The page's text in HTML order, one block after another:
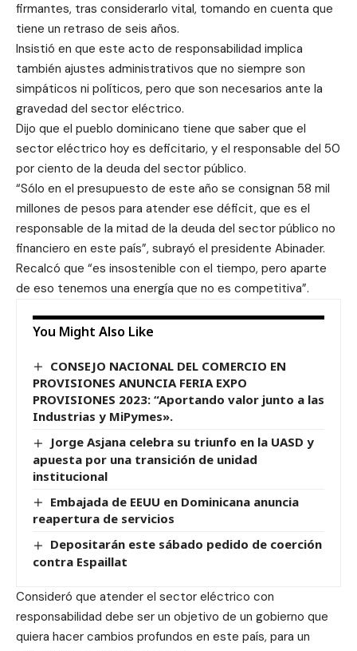
firmantes, tras considerarlo vital, tomando en cuenta que
tiene un retraso de seis años.
Insistió en que este acto de responsabilidad implica
también ajustes administrativos que no siempre son
simpáticos ni políticos, pero que son necesarios ante la
gravedad del sector eléctrico.
Dijo que el pueblo dominicano tiene que saber que el
sector eléctrico hoy es deficitario, y el responsable del 50
por ciento de la deuda del sector público.
“Sólo en el presupuesto de este año se consignan 58 mil
millones de pesos para atender ese déficit, que es el
responsable de la mitad de la deuda del sector público no
financiero en este país”, subrayó el presidente Abinader.
Recalcó que “es insostenible con el tiempo, pero aparte
de eso tenemos una energía que no es competitiva”.
You Might Also Like
CONSEJO NACIONAL DEL COMERCIO EN
PROVISIONES ANUNCIA FERIA EXPO
PROVISIONES 2023: “Aportando valor junto a las
Industrias y MiPymes».
Jorge Asjana celebra su triunfo en la UASD y
apuesta por una transición de unidad
institucional
Embajada de EEUU en Dominicana anuncia
reapertura de servicios
Depositarán este sábado pedido de coerción
contra Espaillat
Consideró que atender el sector eléctrico con
responsabilidad debe ser un objetivo de un gobierno que
quiera hacer cambios profundos en este país, para un